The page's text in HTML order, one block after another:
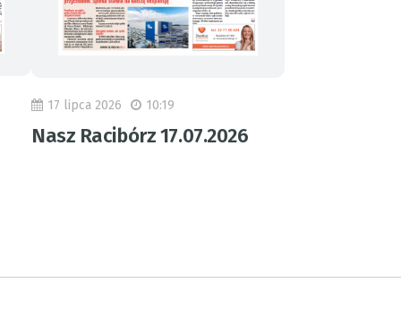
17 lipca 2026 10:19
Nasz Racibórz 17.07.2026